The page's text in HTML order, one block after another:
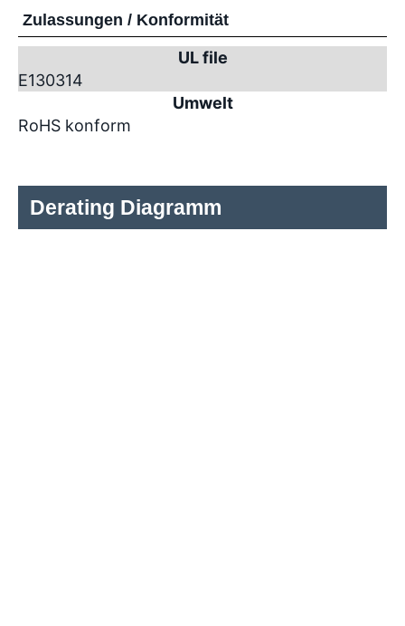
Zulassungen / Konformität
UL file
E130314
Umwelt
RoHS konform
Derating Diagramm